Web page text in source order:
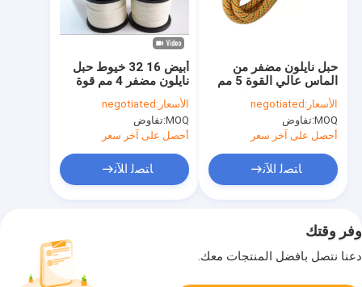
أبيض 16 32 خيوط حبل
نايلون مضفر 4 مم قوة
عالية
الأسعار: negotiated
MOQ: تفاوض
أحصل على آخر سعر
ﺎﺘﺼﻟ ﺍﻶﻧ
حبل نايلون مضفر من
الماس عالي القوة 5 مم
بروبيلين باراكورد
الأسعار: negotiated
MOQ: تفاوض
أحصل على آخر سعر
ﺎﺘﺼﻟ ﺍﻶﻧ
وفر وقتك
دعنا نتصل بأفضل المنتجات معك.